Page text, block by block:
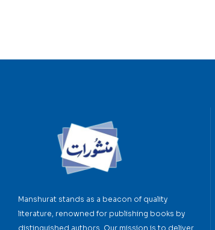
Manshurat stands as a beacon of quality
literature, renowned for publishing books by
distinguished authors. Our mission is to deliver